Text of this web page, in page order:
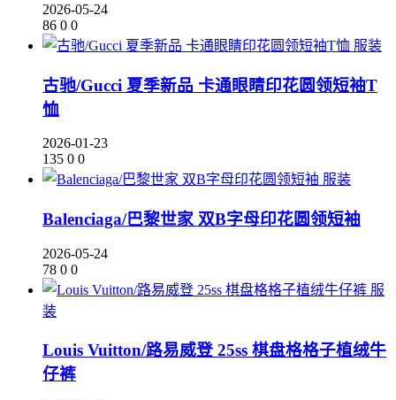
2026-05-24
86 0 0
服装
古驰/Gucci 夏季新品 卡通眼睛印花圆领短袖T
恤
2026-01-23
135 0 0
服装
Balenciaga/巴黎世家 双B字母印花圆领短袖
2026-05-24
78 0 0
服
装
Louis Vuitton/路易威登 25ss 棋盘格格子植绒牛
仔裤